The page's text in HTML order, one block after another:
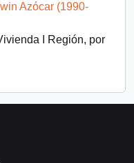
Azócar (1990-
I Región, por